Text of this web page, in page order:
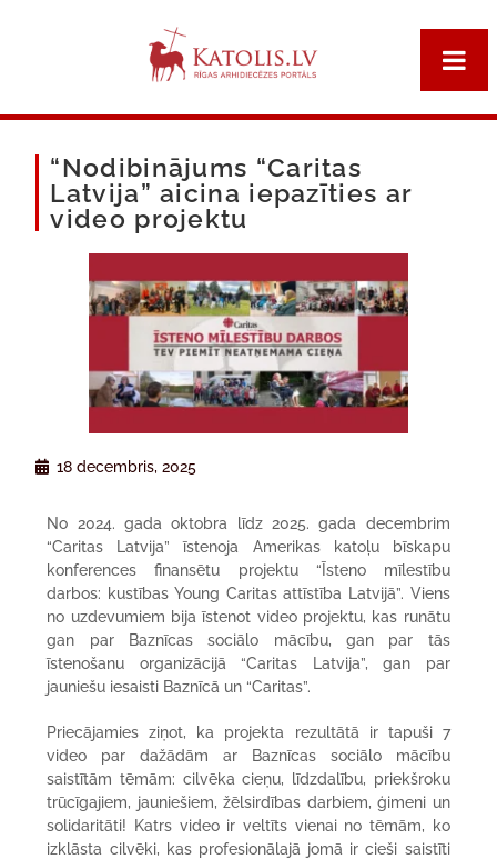
“Nodibinājums “Caritas
Latvija” aicina iepazīties ar
video projektu
18 decembris, 2025
No 2024. gada oktobra līdz 2025. gada decembrim
“Caritas Latvija” īstenoja Amerikas katoļu bīskapu
konferences finansētu projektu “Īsteno mīlestību
darbos: kustības Young Caritas attīstība Latvijā”. Viens
no uzdevumiem bija īstenot video projektu, kas runātu
gan par Baznīcas sociālo mācību, gan par tās
īstenošanu organizācijā “Caritas Latvija”, gan par
jauniešu iesaisti Baznīcā un “Caritas”.
Priecājamies ziņot, ka projekta rezultātā ir tapuši 7
video par dažādām ar Baznīcas sociālo mācību
saistītām tēmām: cilvēka cieņu, līdzdalību, priekšroku
trūcīgajiem, jauniešiem, žēlsirdības darbiem, ģimeni un
solidaritāti! Katrs video ir veltīts vienai no tēmām, ko
izklāsta cilvēki, kas profesionālajā jomā ir cieši saistīti